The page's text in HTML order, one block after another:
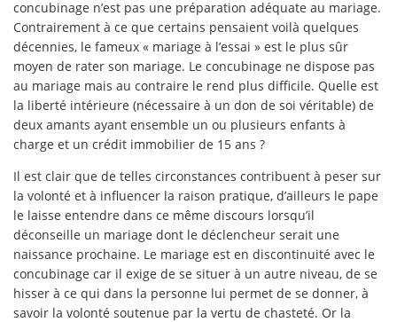
concubinage n’est pas une préparation adéquate au mariage.
Contrairement à ce que certains pensaient voilà quelques
décennies, le fameux « mariage à l’essai » est le plus sûr
moyen de rater son mariage. Le concubinage ne dispose pas
au mariage mais au contraire le rend plus difficile. Quelle est
la liberté intérieure (nécessaire à un don de soi véritable) de
deux amants ayant ensemble un ou plusieurs enfants à
charge et un crédit immobilier de 15 ans ?
Il est clair que de telles circonstances contribuent à peser sur
la volonté et à influencer la raison pratique, d’ailleurs le pape
le laisse entendre dans ce même discours lorsqu’il
déconseille un mariage dont le déclencheur serait une
naissance prochaine. Le mariage est en discontinuité avec le
concubinage car il exige de se situer à un autre niveau, de se
hisser à ce qui dans la personne lui permet de se donner, à
savoir la volonté soutenue par la vertu de chasteté. Or la